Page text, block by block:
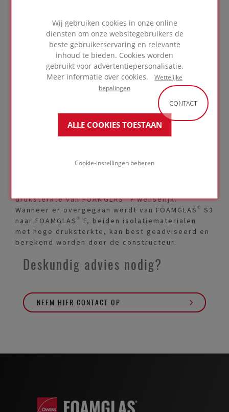
Wij gebruiken cookies in onze online
diensten om onze websitegebruikers de
beste gebruikerservaring en relevante
inhoud te bieden. Cookies worden
gebruikt voor advertentiepersonalisatie.
Meer informatie over cookies. Wettelijke
bepalingen
ALLE COOKIES TOESTAAN
Cookie-instellingen beheren
Graad F
Onze FOAMGLAS® F heeft de hoogste
druksterkte in het assortiment isolatieplaten en
-panelen. Met een lambda waarde van 0,050
W/(m·K) en een druksterkte van 1600 kPa wordt
dit product enkel toegepast bij zwaar belaste
daken, vloeren en onder funderingen.
Toepassingen waar de last zo hoog ligt dat geen
enkel ander isolatie materiaal hier kan gebruikt
verkeer over moet kunnen. Of parkeerdaken
druksterkte van FOAMGLAS® F wenselijk.
Wanneer er overgegaan wordt van FOAMGLAS® S3
naar FOAMGLAS® F, beiden isolatiematerialen
met hoge druksterkte, kan best geadviseerd en
berekend worden door de constructeur.
Deskundig advies nodig?
NEEM HIER CONTACT OP
CONTACT